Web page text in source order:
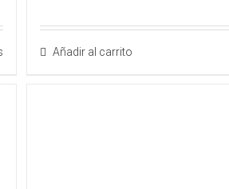
Añadir al carrito